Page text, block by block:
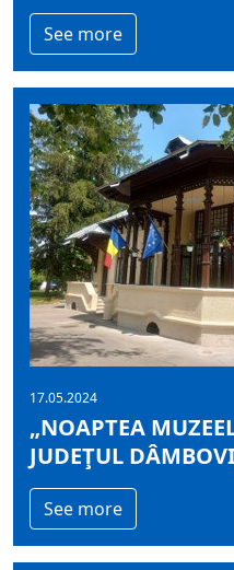
See more
17.05.2024
„NOAPTEA
JUDEŢUL
See more